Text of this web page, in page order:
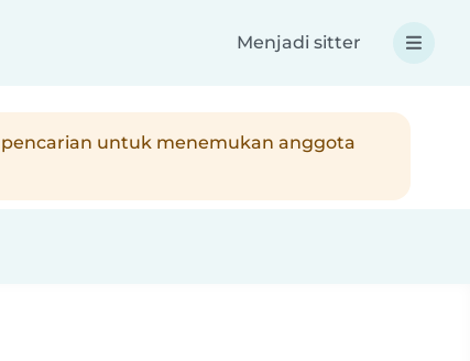
Menjadi sitter
untuk menemukan anggota